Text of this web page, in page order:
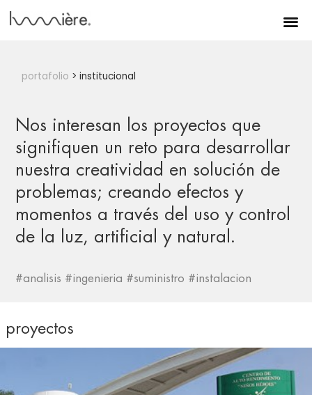
portafolio > institucional
Nos interesan los proyectos que
signifiquen un reto para desarrollar
nuestra creatividad en solución de
problemas; creando efectos y
momentos a través del uso y control
de la luz, artificial y natural.
#analisis #ingenieria #suministro #instalacion
proyectos